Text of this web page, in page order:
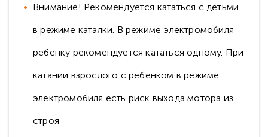
Внимание! Рекомендуется кататься с детьми
в режиме каталки. В режиме электромобиля
ребенку рекомендуется кататься одному. При
катании взрослого с ребенком в режиме
электромобиля есть риск выхода мотора из
строя